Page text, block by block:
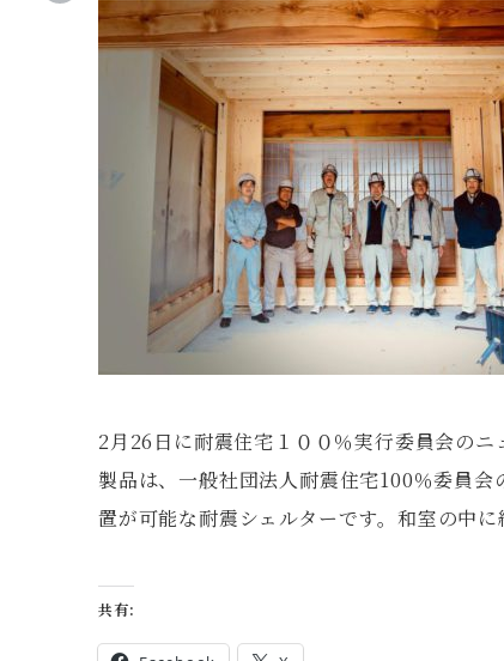
2月26日に耐震住宅１００％実行委員会の
製品は、一般社団法人耐震住宅100％委員
置が可能な耐震シェルターです。和室の中
共有: